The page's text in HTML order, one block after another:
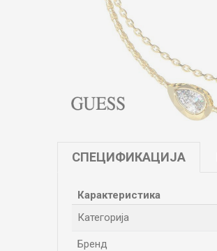
СПЕЦИФИКАЦИЈА
Карактеристика
Категорија
Бренд